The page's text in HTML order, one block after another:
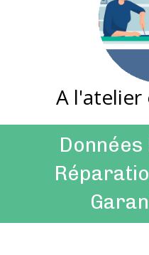
A l'atelier